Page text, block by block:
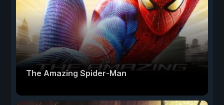
The Amazing Spider-Man